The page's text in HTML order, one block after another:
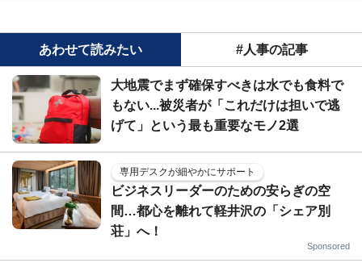
あわせて読みたい #人事の記事
大地震でまず確保すべきは水でも食料で
もない...被災者が「これだけは担いで逃
げて」という最も重要なモノ2選
専用デスクが細やかにサポート
ビジネスリーダーのための安らぎの空
間…都心を離れて軽井沢の「シェア別
荘」へ！
Sponsored